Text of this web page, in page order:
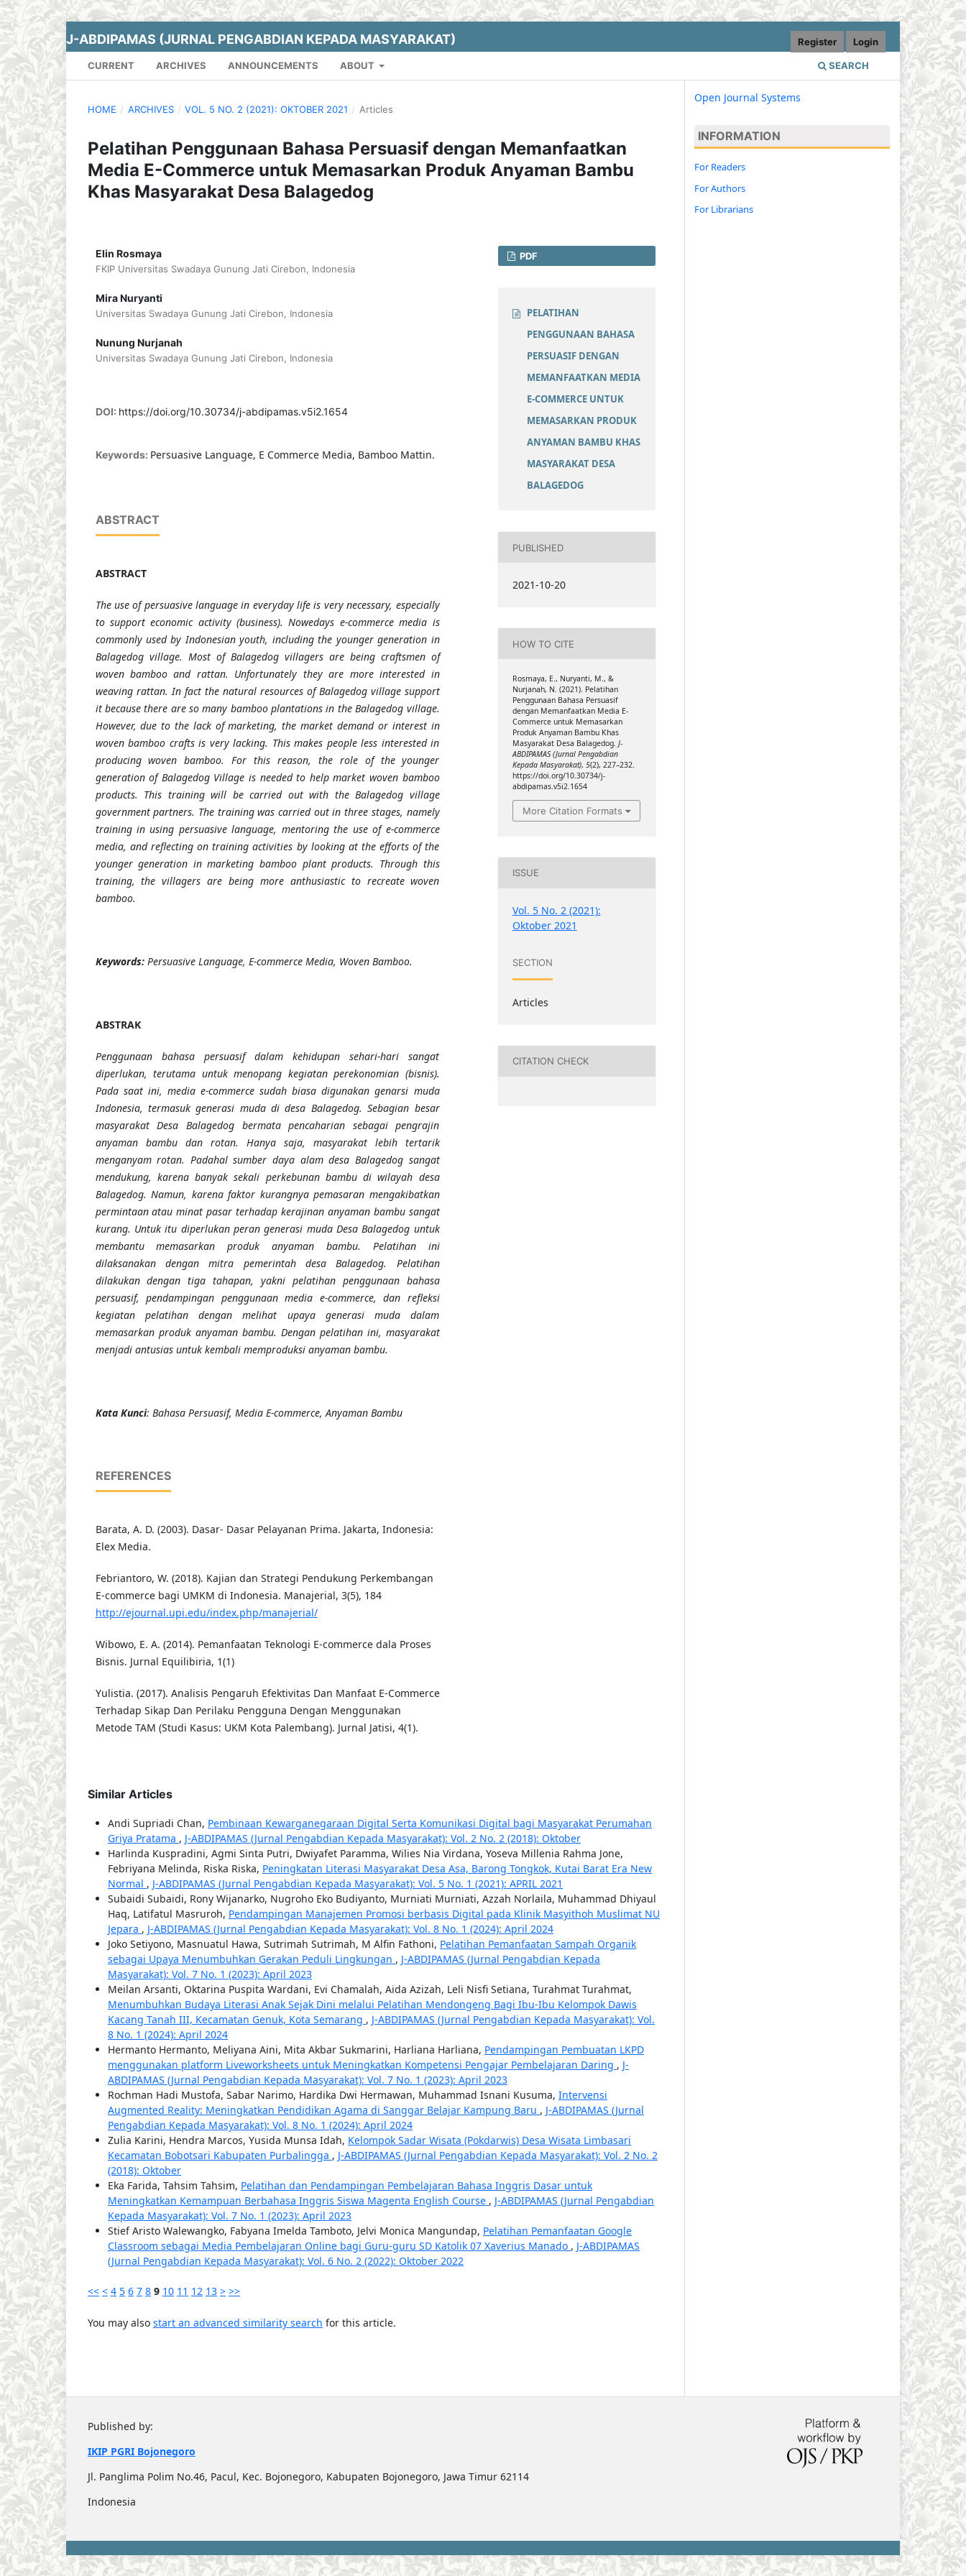
J-ABDIPAMAS (JURNAL PENGABDIAN KEPADA MASYARAKAT)
CURRENT ARCHIVES ANNOUNCEMENTS ABOUT SEARCH
Register Login
HOME / ARCHIVES / VOL. 5 NO. 2 (2021): OKTOBER 2021 / Articles
Pelatihan Penggunaan Bahasa Persuasif dengan Memanfaatkan
Media E-Commerce untuk Memasarkan Produk Anyaman Bambu
Khas Masyarakat Desa Balagedog
Elin Rosmaya
FKIP Universitas Swadaya Gunung Jati Cirebon, Indonesia
Mira Nuryanti
Universitas Swadaya Gunung Jati Cirebon, Indonesia
Nunung Nurjanah
Universitas Swadaya Gunung Jati Cirebon, Indonesia
DOI: https://doi.org/10.30734/j-abdipamas.v5i2.1654
Keywords: Persuasive Language, E Commerce Media, Bamboo Mattin.
ABSTRACT
ABSTRACT
The use of persuasive language in everyday life is very necessary, especially
to support economic activity (business). Nowedays e-commerce media is
commonly used by Indonesian youth, including the younger generation in
Balagedog village. Most of Balagedog villagers are being craftsmen of
woven bamboo and rattan. Unfortunately they are more interested in
weaving rattan. In fact the natural resources of Balagedog village support
it because there are so many bamboo plantations in the Balagedog village.
However, due to the lack of marketing, the market demand or interest in
woven bamboo crafts is very lacking. This makes people less interested in
producing woven bamboo. For this reason, the role of the younger
generation of Balagedog Village is needed to help market woven bamboo
products. This training will be carried out with the Balagedog village
government partners. The training was carried out in three stages, namely
training in using persuasive language, mentoring the use of e-commerce
media, and reflecting on training activities by looking at the efforts of the
younger generation in marketing bamboo plant products. Through this
training, the villagers are being more anthusiastic to recreate woven
bamboo.
Keywords:Persuasive Language, E-commerce Media, Woven Bamboo.
ABSTRAK
Penggunaan bahasa persuasif dalam kehidupan sehari-hari sangat
diperlukan, terutama untuk menopang kegiatan perekonomian (bisnis).
Pada saat ini, media e-commerce sudah biasa digunakan genarsi muda
Indonesia, termasuk generasi muda di desa Balagedog. Sebagian besar
masyarakat Desa Balagedog bermata pencaharian sebagai pengrajin
anyaman bambu dan rotan. Hanya saja, masyarakat lebih tertarik
menganyam rotan. Padahal sumber daya alam desa Balagedog sangat
mendukung, karena banyak sekali perkebunan bambu di wilayah desa
Balagedog. Namun, karena faktor kurangnya pemasaran mengakibatkan
permintaan atau minat pasar terhadap kerajinan anyaman bambu sangat
kurang. Untuk itu diperlukan peran generasi muda Desa Balagedog untuk
membantu memasarkan produk anyaman bambu. Pelatihan ini
dilaksanakan dengan mitra pemerintah desa Balagedog. Pelatihan
dilakukan dengan tiga tahapan, yakni pelatihan penggunaan bahasa
persuasif, pendampingan penggunaan media e-commerce, dan refleksi
kegiatan pelatihan dengan melihat upaya generasi muda dalam
memasarkan produk anyaman bambu. Dengan pelatihan ini, masyarakat
menjadi antusias untuk kembali memproduksi anyaman bambu.
Kata Kunci: Bahasa Persuasif, Media E-commerce, Anyaman Bambu
REFERENCES
Barata, A. D. (2003). Dasar- Dasar Pelayanan Prima. Jakarta, Indonesia:
Elex Media.
Febriantoro, W. (2018). Kajian dan Strategi Pendukung Perkembangan
E-commerce bagi UMKM di Indonesia. Manajerial, 3(5), 184
http://ejournal.upi.edu/index.php/manajerial/
Wibowo, E. A. (2014). Pemanfaatan Teknologi E-commerce dala Proses
Bisnis. Jurnal Equilibiria, 1(1)
Yulistia. (2017). Analisis Pengaruh Efektivitas Dan Manfaat E-Commerce
Terhadap Sikap Dan Perilaku Pengguna Dengan Menggunakan
Metode TAM (Studi Kasus: UKM Kota Palembang). Jurnal Jatisi, 4(1).
PDF
PELATIHAN
PENGGUNAAN BAHASA
PERSUASIF DENGAN
MEMANFAATKAN MEDIA
E-COMMERCE UNTUK
MEMASARKAN PRODUK
ANYAMAN BAMBU KHAS
MASYARAKAT DESA
BALAGEDOG
PUBLISHED
2021-10-20
HOW TO CITE
Rosmaya, E., Nuryanti, M., &
Nurjanah, N. (2021). Pelatihan
Penggunaan Bahasa Persuasif
dengan Memanfaatkan Media E-
Commerce untuk Memasarkan
Produk Anyaman Bambu Khas
Masyarakat Desa Balagedog. J-
ABDIPAMAS (Jurnal Pengabdian
Kepada Masyarakat), 5(2), 227–232.
https://doi.org/10.30734/j-
abdipamas.v5i2.1654
More Citation Formats
ISSUE
Vol. 5 No. 2 (2021):
Oktober 2021
SECTION
Articles
CITATION CHECK
Similar Articles
Andi Supriadi Chan, Pembinaan Kewarganegaraan Digital Serta Komunikasi Digital bagi Masyarakat Perumahan
Griya Pratama , J-ABDIPAMAS (Jurnal Pengabdian Kepada Masyarakat): Vol. 2 No. 2 (2018): Oktober
Harlinda Kuspradini, Agmi Sinta Putri, Dwiyafet Paramma, Wilies Nia Virdana, Yoseva Millenia Rahma Jone,
Febriyana Melinda, Riska Riska, Peningkatan Literasi Masyarakat Desa Asa, Barong Tongkok, Kutai Barat Era New
Normal , J-ABDIPAMAS (Jurnal Pengabdian Kepada Masyarakat): Vol. 5 No. 1 (2021): APRIL 2021
Subaidi Subaidi, Rony Wijanarko, Nugroho Eko Budiyanto, Murniati Murniati, Azzah Norlaila, Muhammad Dhiyaul
Haq, Latifatul Masruroh, Pendampingan Manajemen Promosi berbasis Digital pada Klinik Masyithoh Muslimat NU
Jepara , J-ABDIPAMAS (Jurnal Pengabdian Kepada Masyarakat): Vol. 8 No. 1 (2024): April 2024
Joko Setiyono, Masnuatul Hawa, Sutrimah Sutrimah, M Alfin Fathoni, Pelatihan Pemanfaatan Sampah Organik
sebagai Upaya Menumbuhkan Gerakan Peduli Lingkungan , J-ABDIPAMAS (Jurnal Pengabdian Kepada
Masyarakat): Vol. 7 No. 1 (2023): April 2023
Meilan Arsanti, Oktarina Puspita Wardani, Evi Chamalah, Aida Azizah, Leli Nisfi Setiana, Turahmat Turahmat,
Menumbuhkan Budaya Literasi Anak Sejak Dini melalui Pelatihan Mendongeng Bagi Ibu-Ibu Kelompok Dawis
Kacang Tanah III, Kecamatan Genuk, Kota Semarang , J-ABDIPAMAS (Jurnal Pengabdian Kepada Masyarakat): Vol.
8 No. 1 (2024): April 2024
Hermanto Hermanto, Meliyana Aini, Mita Akbar Sukmarini, Harliana Harliana, Pendampingan Pembuatan LKPD
menggunakan platform Liveworksheets untuk Meningkatkan Kompetensi Pengajar Pembelajaran Daring , J-
ABDIPAMAS (Jurnal Pengabdian Kepada Masyarakat): Vol. 7 No. 1 (2023): April 2023
Rochman Hadi Mustofa, Sabar Narimo, Hardika Dwi Hermawan, Muhammad Isnani Kusuma, Intervensi
Augmented Reality: Meningkatkan Pendidikan Agama di Sanggar Belajar Kampung Baru , J-ABDIPAMAS (Jurnal
Pengabdian Kepada Masyarakat): Vol. 8 No. 1 (2024): April 2024
Zulia Karini, Hendra Marcos, Yusida Munsa Idah, Kelompok Sadar Wisata (Pokdarwis) Desa Wisata Limbasari
Kecamatan Bobotsari Kabupaten Purbalingga , J-ABDIPAMAS (Jurnal Pengabdian Kepada Masyarakat): Vol. 2 No. 2
(2018): Oktober
Eka Farida, Tahsim Tahsim, Pelatihan dan Pendampingan Pembelajaran Bahasa Inggris Dasar untuk
Meningkatkan Kemampuan Berbahasa Inggris Siswa Magenta English Course , J-ABDIPAMAS (Jurnal Pengabdian
Kepada Masyarakat): Vol. 7 No. 1 (2023): April 2023
Stief Aristo Walewangko, Fabyana Imelda Tamboto, Jelvi Monica Mangundap, Pelatihan Pemanfaatan Google
Classroom sebagai Media Pembelajaran Online bagi Guru-guru SD Katolik 07 Xaverius Manado , J-ABDIPAMAS
(Jurnal Pengabdian Kepada Masyarakat): Vol. 6 No. 2 (2022): Oktober 2022
<< < 4 5 6 7 8 9 10 11 12 13 > >>
You may also start an advanced similarity search for this article.
Open Journal Systems
INFORMATION
For Readers
For Authors
For Librarians
Published by:
IKIP PGRI Bojonegoro
Jl. Panglima Polim No.46, Pacul, Kec. Bojonegoro, Kabupaten Bojonegoro, Jawa Timur 62114
Indonesia